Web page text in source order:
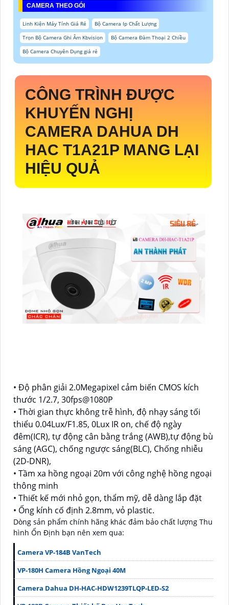
CAMERA THEO GÓI
Linh Kiện Máy Tính Giá Rẻ
Bộ Camera Ip Chất Lượng
Trọn Bộ Camera Ghi Âm Kbvision
Bộ Camera Đàm Thoại 2 Chiều
Bộ Camera Chuyên Dụng giá rẻ
CÔNG TRÌNH ĐƯỢC
KHUYẾN NGHỊ
CAMERA DAHUA DH
HAC T1A21P MANG LẠI
HIỆU QUẢ
• Độ phân giải 2.0Megapixel cảm biến CMOS kích
thước 1/2.7, 30fps@1080P
• Thời gian thực không trễ hình, độ nhạy sáng tối
thiểu 0.04Lux/F1.85, 0Lux IR on, chế độ ngày
đêm(ICR), tự động cân bằng trắng (AWB),tự động bù
sáng (AGC), chống ngược sáng(BLC), Chống nhiễu
(2D-DNR),
• Tầm xa hồng ngoại 20m với công nghệ hồng ngoại
thông minh
• Thiết kế mới nhỏ gọn, thẩm mỹ, dễ dàng lắp đặt
• Ống kính cố định 2.8mm, vỏ plastic.
Dòng sản phẩm chính hãng khác đảm bảo chất lượng Thu
hình Ổn Định bạn nên xem qua:
Camera VP-184B VanTech
VP-180H Camera Hồng Ngoại 40M
Camera Dahua DH-HAC-HDW1239TLQP-LED-S2